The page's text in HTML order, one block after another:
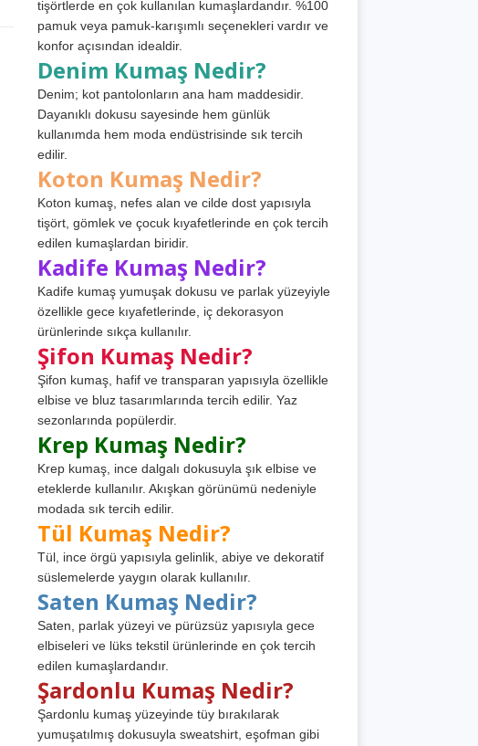
tişörtlerde en çok kullanılan kumaşlardandır. %100
pamuk veya pamuk-karışımlı seçenekleri vardır ve
konfor açısından idealdir.
Denim Kumaş Nedir?
Denim; kot pantolonların ana ham maddesidir.
Dayanıklı dokusu sayesinde hem günlük
kullanımda hem moda endüstrisinde sık tercih
edilir.
Koton Kumaş Nedir?
Koton kumaş, nefes alan ve cilde dost yapısıyla
tişört, gömlek ve çocuk kıyafetlerinde en çok tercih
edilen kumaşlardan biridir.
Kadife Kumaş Nedir?
Kadife kumaş yumuşak dokusu ve parlak yüzeyiyle
özellikle gece kıyafetlerinde, iç dekorasyon
ürünlerinde sıkça kullanılır.
Şifon Kumaş Nedir?
Şifon kumaş, hafif ve transparan yapısıyla özellikle
elbise ve bluz tasarımlarında tercih edilir. Yaz
sezonlarında popülerdir.
Krep Kumaş Nedir?
Krep kumaş, ince dalgalı dokusuyla şık elbise ve
eteklerde kullanılır. Akışkan görünümü nedeniyle
modada sık tercih edilir.
Tül Kumaş Nedir?
Tül, ince örgü yapısıyla gelinlik, abiye ve dekoratif
süslemelerde yaygın olarak kullanılır.
Saten Kumaş Nedir?
Saten, parlak yüzeyi ve pürüzsüz yapısıyla gece
elbiseleri ve lüks tekstil ürünlerinde en çok tercih
edilen kumaşlardandır.
Şardonlu Kumaş Nedir?
Şardonlu kumaş yüzeyinde tüy bırakılarak
yumuşatılmış dokusuyla sweatshirt, eşofman gibi